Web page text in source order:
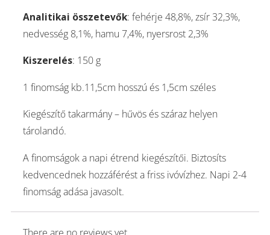
Analitikai összetevők: fehérje 48,8%, zsír 32,3%,
nedvesség 8,1%, hamu 7,4%, nyersrost 2,3%
Kiszerelés: 150 g
1 finomság kb.11,5cm hosszú és 1,5cm széles
Kiegészítő takarmány – hűvös és száraz helyen
tárolandó.
A finomságok a napi étrend kiegészítői. Biztosíts
kedvencednek hozzáférést a friss ivóvízhez. Napi 2-4
finomság adása javasolt.